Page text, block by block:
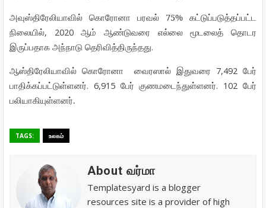
அவுஸ்திரேலியாவில் கொரோனா பரவல் 75%
கட்டுப்படுத்தப்பட்ட
நிலையில், 2020ஆம் ஆண்டுவரை எல்லை மூடலைத்
தொடர
இருப்பதாக அந்நாடு தெரிவித்திருந்தது.
ஆஸ்திரேலியாவில் கொரோனா வைரஸால் இதுவரை 7,492 பேர்
பாதிக்கப்பட்டுள்ளனர். 6,915 பேர் குணமடைந்துள்ளனர். 102பேர்
பலியாகியுள்ளனர்.
TAGS: உலகம்
About வர்மா
Templatesyard is a blogger
resources site is a provider of high